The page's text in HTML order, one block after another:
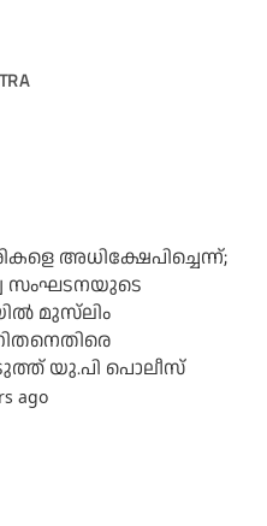
അധിക്ഷേപിച്ചെന്ന്;
സംഘടനയുടെ
മുസ്‌ലിം
യു.പി പൊലീസ്
ago